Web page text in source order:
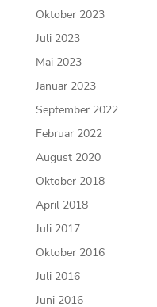
Oktober 2023
Juli 2023
Mai 2023
Januar 2023
September 2022
Februar 2022
August 2020
Oktober 2018
April 2018
Juli 2017
Oktober 2016
Juli 2016
Juni 2016